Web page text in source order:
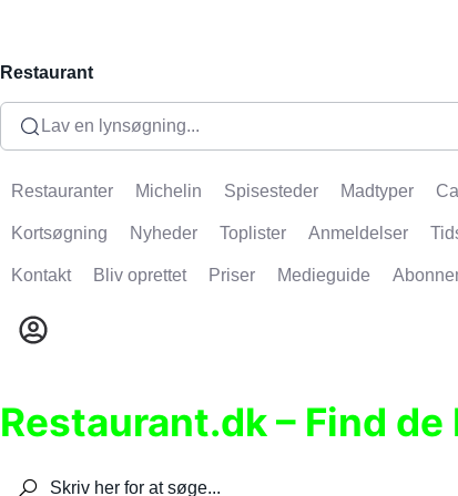
Restaurant
Lav en lynsøgning...
Restauranter Michelin Spisesteder Madtyper
Kortsøgning Nyheder Toplister Anmeldelser
Kontakt Bliv oprettet Priser Medieguide
Restaurant.dk – Find